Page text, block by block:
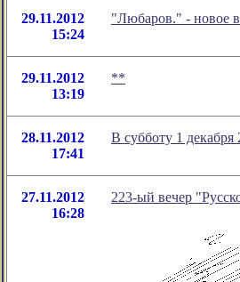
29.11.2012
15:24
"Любаров." - новое
29.11.2012
13:19
**
28.11.2012
17:41
В субботу 1
27.11.2012
16:28
223-ый вечер